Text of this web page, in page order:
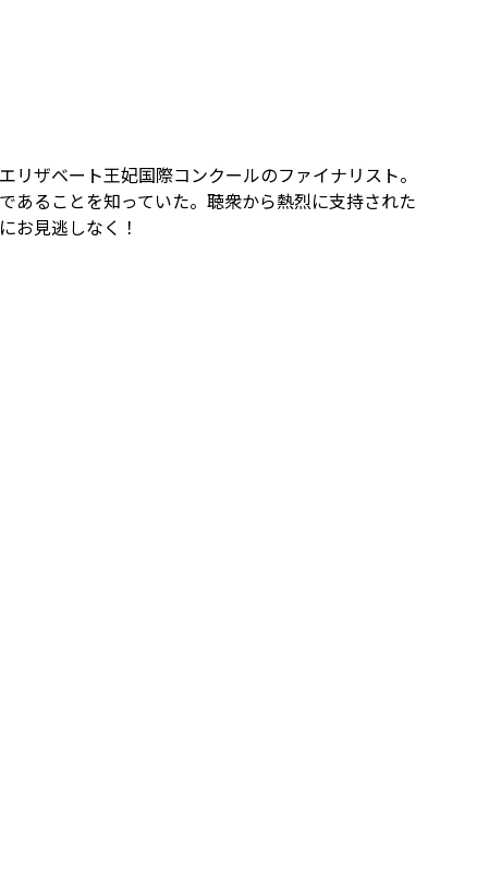
ザベート王妃国際コンクールのファイナリスト。
あることを知っていた。聴衆から熱烈に支持された
お見逃しなく！